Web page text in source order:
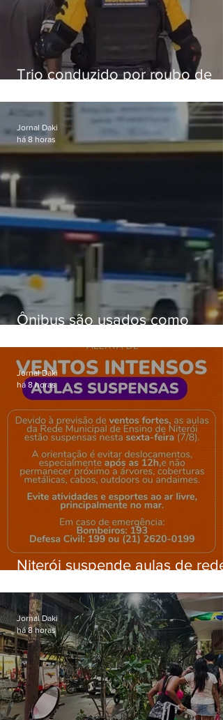
Trio conduzido por roubo de
passagens
Ônibus são usados como
Gardênia Azul
Jornal Daki
há 8 horas
Niterói suspende aulas de rede
ventos fortes nesta sexta (7)
Jornal Daki
há 8 horas
Jornal Daki
há 8 horas